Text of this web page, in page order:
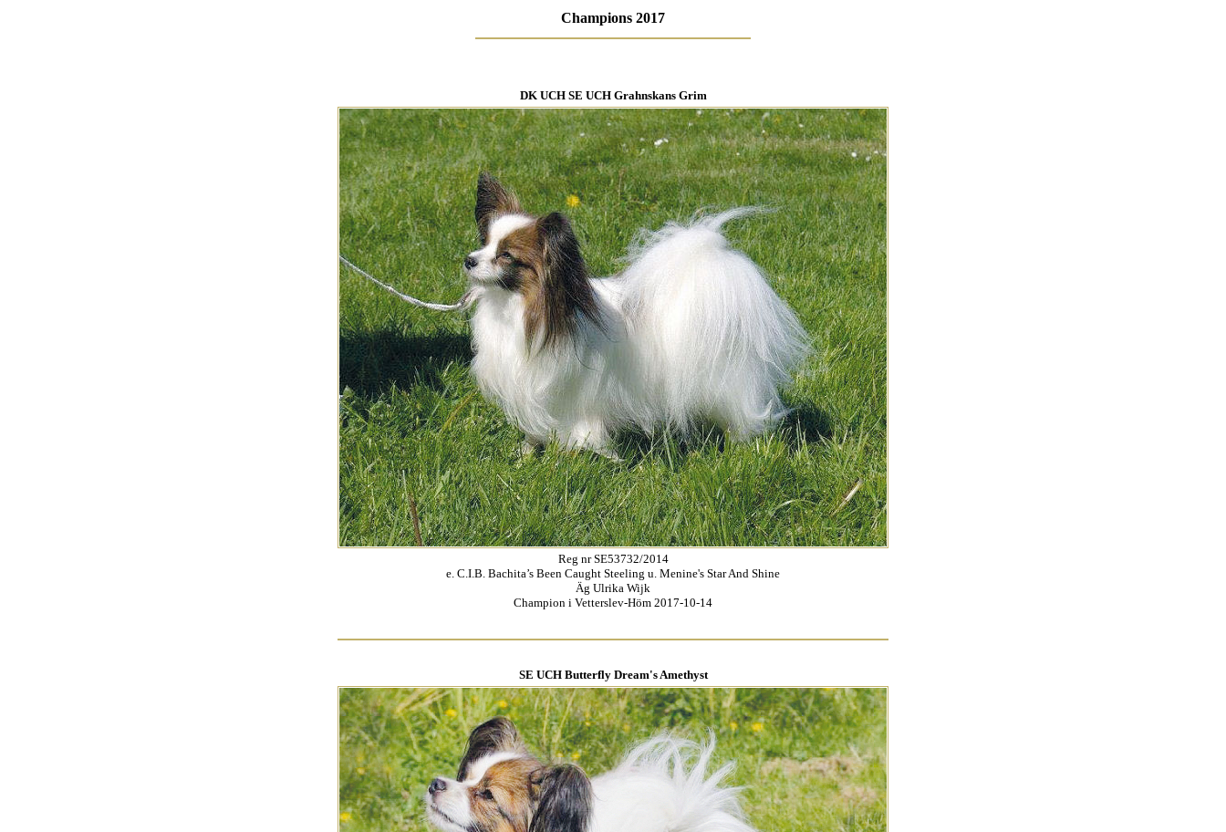
Champions 2017
DK UCH SE UCH Grahnskans Grim
Reg nr SE53732/2014
e. C.I.B. Bachita’s Been Caught Steeling u. Menine's Star And Shine
Äg Ulrika Wijk
Champion i Vetterslev-Höm 2017-10-14
SE UCH Butterfly Dream's Amethyst